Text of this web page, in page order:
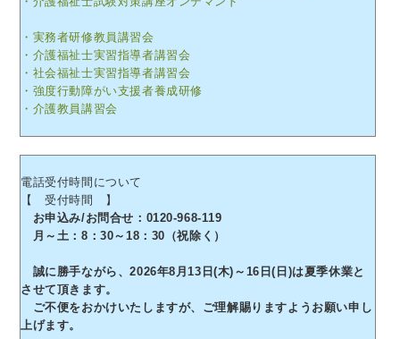
・実務者研修教員講習会
・介護福祉士実習指導者講習会
・社会福祉士実習指導者講習会
・強度行動障がい支援者養成研修
・介護教員講習会
電話受付時間について
【 受付時間 】
お申込み/お問合せ：0120-968-119
月～土：8：30～18：30（祝除く）
誠に勝手ながら、2026年8月13日(木)～16日(日)は夏季休業と
させて頂きます。
ご不便をおかけいたしますが、ご理解賜りますようお願い申し
上げます。